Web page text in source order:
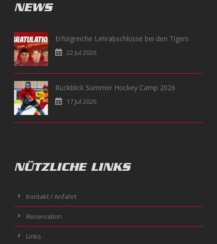
NEWS
Erfolgreiche Lehrabschlüsse bei den Tigers
22 Jul 2026
Rückblick Summer Hockey Camp 2026
17 Jul 2026
NÜTZLICHE LINKS
Kontakt / Anfahrt
Reservation
Links